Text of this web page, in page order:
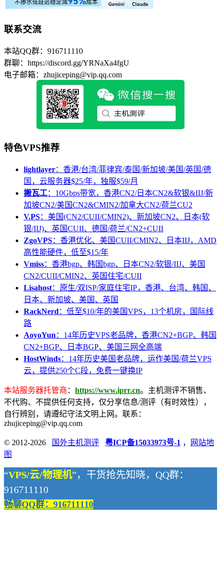
联系交流
本站QQ群：916711110
群聊：https://discord.gg/YRNaXa4fgU
电子邮箱：zhujiceping@vip.qq.com
特色VPS推荐
lightlayer：香港/台湾/菲律宾/泰国/新加坡/美国/英国/德
国，云服务器$25/年，独服$59/月
搬瓦工：10Gbps带宽，香港CN2/日本CN2&软银&IIJ/新
加坡CN2/美国CN2&CMIN2/加拿大CN2/荷兰CU2
V.PS：美国(CN2/CUII/CMIN2)、新加坡CN2、日本(软
银/IIJ)、英国CUII、德国/荷兰/CN2+CUII
ZgoVPS：香港优化、美国CUII/CMIN2、日本IIJ，AMD
高性能硬件，低至$15/年
Vmiss：香港bgp、韩国bgp、日本CN2/软银/IIJ、美国
CN2/CUII/CMIN2、英国住宅/CUII
Lisahost：原生/双ISP/家庭住宅IP，香港、台湾、韩国、
日本、新加坡、美国、英国
RackNerd ：低至$10/年的美国VPS，13个机房，国际线
路
AoyoYun ：14年历史VPS老品牌，香港CN2+BGP、韩国
CN2+BGP、日本BGP、美国三网全高端
HostWinds：14年历史美国老品牌，运作美国/荷兰VPS
云，提供250个C段，免费一键换IP
本站服务器托管商 ： https://www.iprr.cn。主机测评不销售、
不代购、不提供任何支持，仅分享信息/测评（有时效性），
自行辨别，请遵纪守法文明上网。联系：
zhujiceping@vip.qq.com
© 2012-2026 国外主机测评 粤ICP备15033973号-1 ，
网站地
图
“VPS/云/物理机”，干货抢先知晓，QQ群：
916711110
畅聊QQ群：916711110